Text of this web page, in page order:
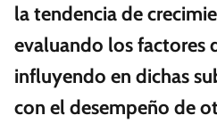
la tendencia de
evaluando los factores
influyendo en dichas
con el desempeño de